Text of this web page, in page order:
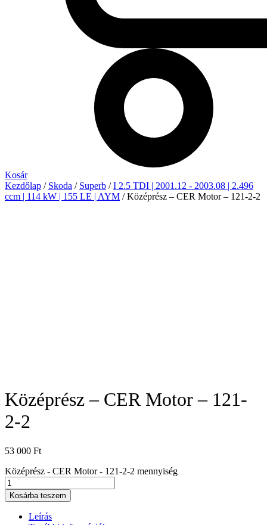
Kosár
Kezdőlap / Skoda / Superb /I 2.5 TDI | 2001.12 - 2003.08 | 2.496
ccm | 114 kW | 155 LE | AYM / Középrész – CER Motor – 121-2-2
Középrész – CER Motor – 121-
2-2
53 000 Ft
Középrész - CER Motor - 121-2-2 mennyiség
Kosárba teszem
Leírás